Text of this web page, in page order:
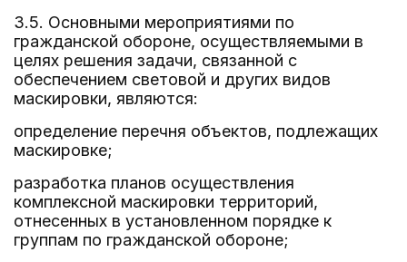
3.5. Основными мероприятиями по
гражданской обороне, осуществляемыми в
целях решения задачи, связанной с
обеспечением световой и других видов
маскировки, являются:
определение перечня объектов, подлежащих
маскировке;
разработка планов осуществления
комплексной маскировки территорий,
отнесенных в установленном порядке к
группам по гражданской обороне;